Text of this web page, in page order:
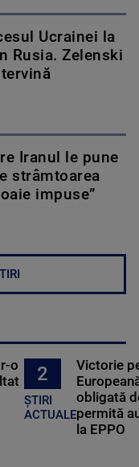
Ucrainei la
Rusia. Zelenski
Iranul le pune
strâmtoarea
impuse”
o
2
ȘTIRI
ACTUALE
Victorie
obligată
permită
la EPPO